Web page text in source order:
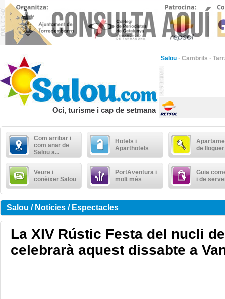
Salou · Cambrils ·
Oci, turisme i cap de setmana
Com arribar i
com anar de
Salou a...
Hotels i
Aparthotels
de lloguer
Veure i
conèixer Salou
PortAventura i
molt més
Guia
i de
Salou / Notícies / Espectacles
La XIV Rústic Festa del nucli
celebrarà aquest dissabte a